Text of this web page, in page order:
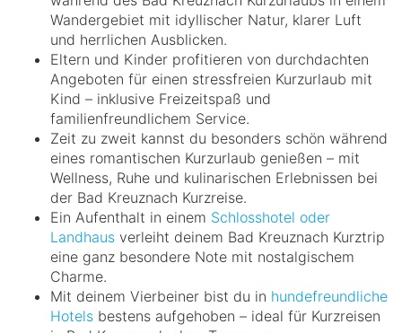
Wandergebiet mit idyllischer Natur, klarer Luft
und herrlichen Ausblicken.
Eltern und Kinder profitieren von durchdachten
Angeboten für einen stressfreien Kurzurlaub mit
Kind – inklusive Freizeitspaß und
familienfreundlichem Service.
Zeit zu zweit kannst du besonders schön während
eines romantischen Kurzurlaub genießen – mit
Wellness, Ruhe und kulinarischen Erlebnissen bei
der Bad Kreuznach Kurzreise.
Ein Aufenthalt in einem Schlosshotel oder
Landhaus verleiht deinem Bad Kreuznach Kurztrip
eine ganz besondere Note mit nostalgischem
Charme.
Mit deinem Vierbeiner bist du in hundefreundliche
Hotels bestens aufgehoben – ideal für Kurzreisen